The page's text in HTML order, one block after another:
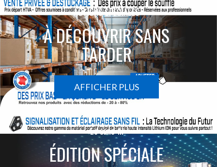
ACTIONS SPÉCIALES
À DÉCOUVRIR SANS
TARDER
AFFICHER PLUS
Le sans-fil
ÉDITION SPÉCIALE